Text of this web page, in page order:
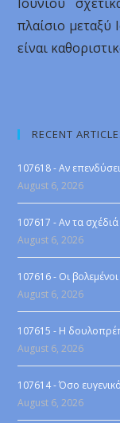
πλαίσιο μεταξύ
είναι
RECENT
107618 - Αν
August 6, 2026
107617 - Αν τα
August 6, 2026
107616 - Οι
August 6, 2026
107615 - Η
August 6, 2026
107614 - Όσο
August 6, 2026